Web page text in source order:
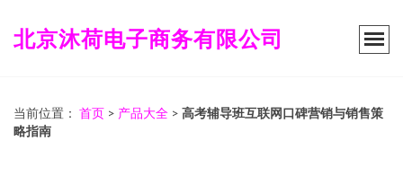
北京沐荷电子商务有限公司
当前位置： 首页 > 产品大全 > 高考辅导班互联网口碑营销与销售策
略指南